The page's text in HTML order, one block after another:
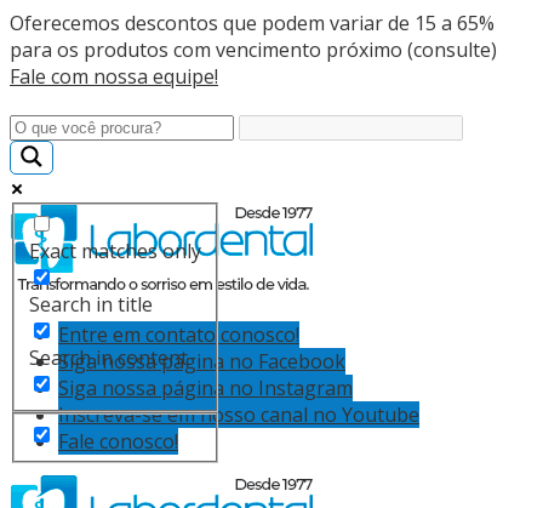
Oferecemos descontos que podem variar de 15 a 65%
para os produtos com vencimento próximo (consulte)
Fale com nossa equipe!
Exact matches only
Search in title
Search in content
Entre em contato conosco!
Siga nossa página no Facebook
Siga nossa página no Instagram
Inscreva-se em nosso canal no Youtube
Fale conosco!